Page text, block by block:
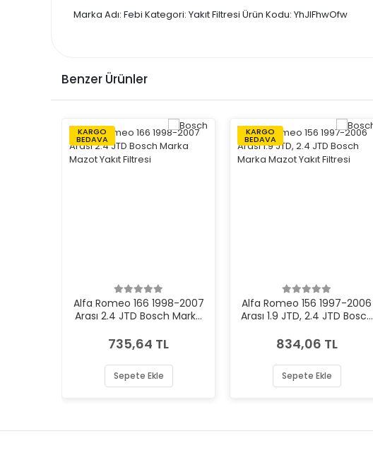
Marka Adı: Febi Kategori: Yakıt Filtresi Ürün Kodu: YhJIFhwOfw
Benzer Ürünler
KARGO
BEDAVA
Alfa Romeo 166 1998-2007
Arası 2.4 JTD Bosch Marka
735,64 TL
Sepete Ekle
KARGO
BEDAVA
Alfa Romeo 156 1997-2006
Arası 1.9 JTD, 2.4 JTD Bosch
834,06 TL
Sepete Ekle